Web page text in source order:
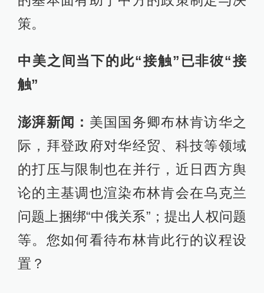
策。
中美之间当下的此“接触”已非彼“接
触”
澎湃新闻： 美国国务卿布林肯访华之
际，拜登政府对华经贸、科技等领域
的打压与限制也在并行，近日西方舆
论的主基调也渲染布林肯会在乌克兰
问题上捆绑“中俄关系”；提出人权问题
等。您如何看待布林肯此行的议程设
置？